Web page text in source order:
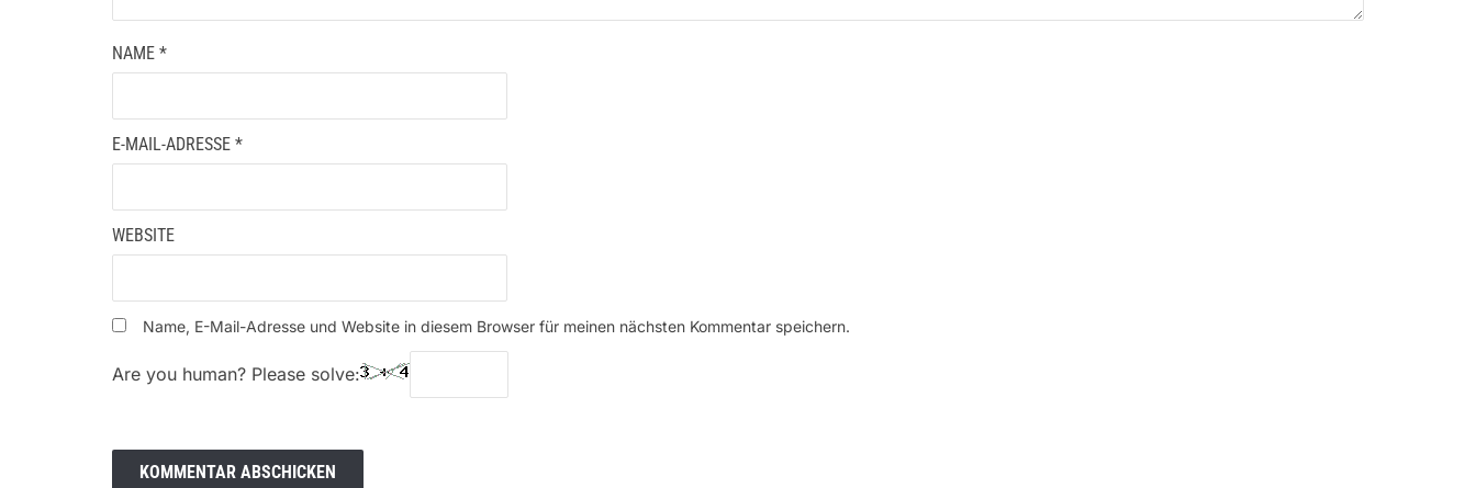
NAME *
E-MAIL-ADRESSE *
WEBSITE
Name, E-Mail-Adresse und Website in diesem Browser für meinen nächsten Kommentar speichern.
Are you human? Please solve: